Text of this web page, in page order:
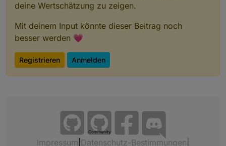
deine Wertschätzung zu zeigen.
Mit deinem Input könnte dieser Beitrag noch
besser werden 💗
Registrieren Anmelden
Community
Impressum Datenschutz-Bestimmungen